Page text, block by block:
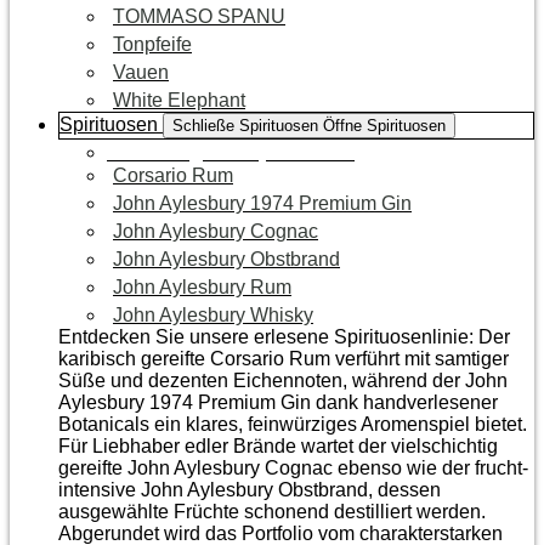
TOMMASO SPANU
Tonpfeife
Vauen
White Elephant
Spirituosen
Schließe Spirituosen Öffne Spirituosen
Corsario Rum
John Aylesbury 1974 Premium Gin
John Aylesbury Cognac
John Aylesbury Obstbrand
John Aylesbury Rum
John Aylesbury Whisky
Entdecken Sie unsere erlesene Spirituosenlinie: Der
karibisch gereifte Corsario Rum verführt mit samtiger
Süße und dezenten Eichen­noten, während der John
Aylesbury 1974 Premium Gin dank handverlesener
Botanicals ein klares, feinwürziges Aromenspiel bietet.
Für Liebhaber edler Brände wartet der vielschichtig
gereifte John Aylesbury Cognac ebenso wie der frucht­
intensive John Aylesbury Obstbrand, dessen
ausgewählte Früchte schonend destilliert werden.
Abgerundet wird das Portfolio vom charakterstarken